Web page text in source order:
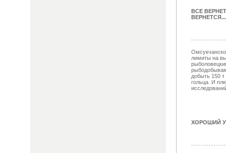
ВСЕ
ВЕРНЕТСЯ...
лимиты на
добыть 150
гольца. И
ХОРОШИЙ